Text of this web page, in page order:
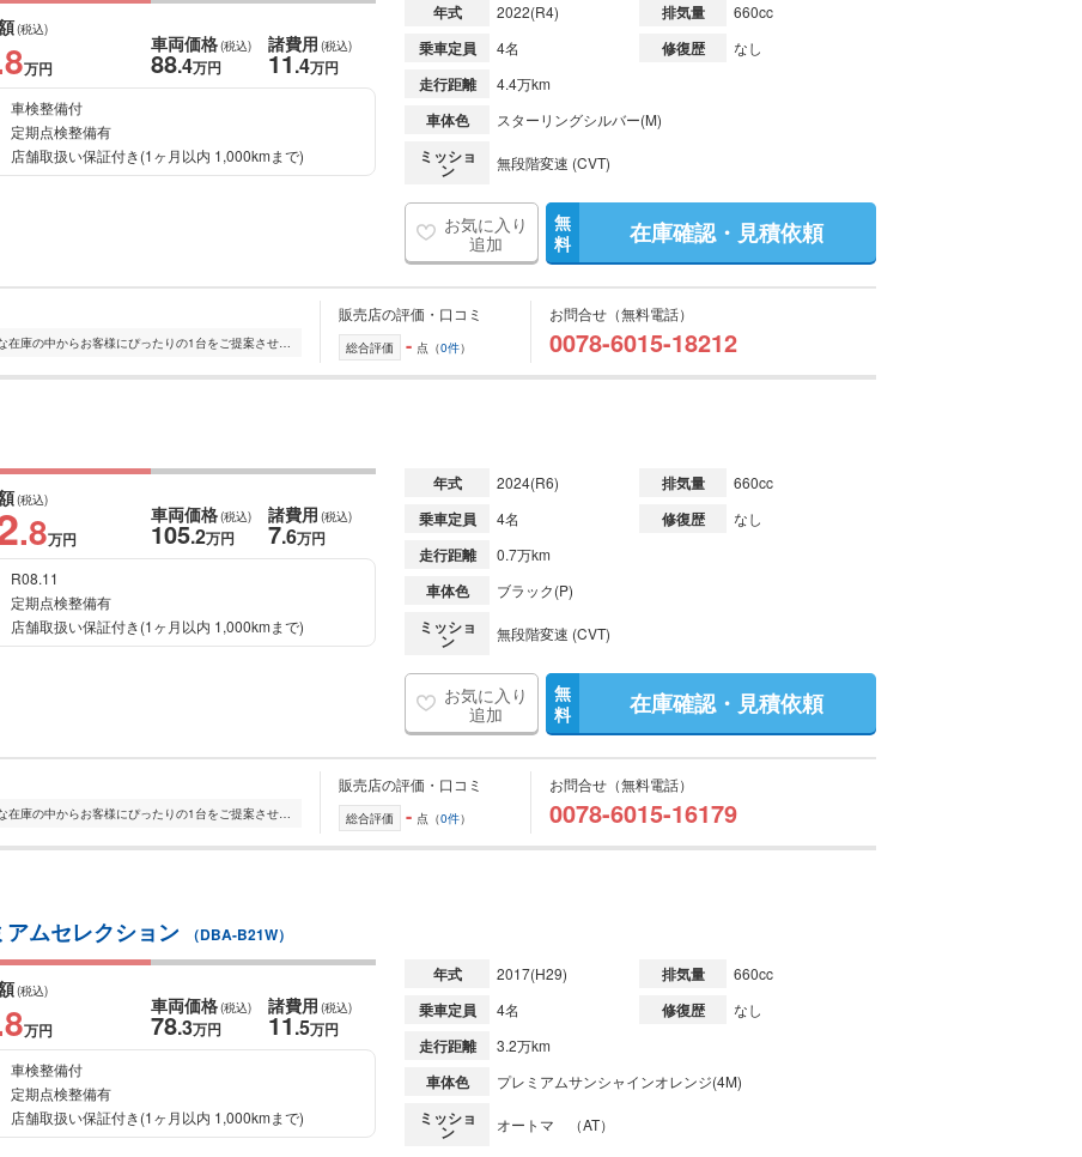
(税込)
万円
車両価格(税込)
88.4万円
諸費用 (税込)
11.4万円
車検整備付
定期点検整備有
店舗取扱い保証付き(1ヶ月以内 1,000kmまで)
年式 2022(R4) 排気量 660cc
乗車定員 4名 修復歴 なし
走行距離 4.4万km
車体色 スターリングシルバー(M)
ミッショ
ン 無段階変速 (CVT)
お気に入り
追加
無
料
在庫確認・見積依頼
全国的に店舗を展開しており、 豊富な在庫の中からお客様にぴったりの1台をご提案させていただきます。 国産車から輸入車まで幅広く取り扱っており、 登録済未使用車や...
販売店の評価・口コミ
総合評価 - 点（0件）
お問合せ（無料電話）
0078-6015-18212
(税込)
.8万円
車両価格(税込)
105.2万円
諸費用 (税込)
7.6万円
R08.11
定期点検整備有
店舗取扱い保証付き(1ヶ月以内 1,000kmまで)
年式 2024(R6) 排気量 660cc
乗車定員 4名 修復歴 なし
走行距離 0.7万km
車体色 ブラック(P)
ミッショ
ン 無段階変速 (CVT)
お気に入り
追加
無
料
在庫確認・見積依頼
全国的に店舗を展開しており、 豊富な在庫の中からお客様にぴったりの1台をご提案させていただきます。 国産車から輸入車まで幅広く取り扱っており、 登録済未使用車や...
販売店の評価・口コミ
総合評価 - 点（0件）
お問合せ（無料電話）
0078-6015-16179
ムセレクション （DBA-B21W）
(税込)
万円
車両価格(税込)
78.3万円
諸費用 (税込)
11.5万円
車検整備付
定期点検整備有
店舗取扱い保証付き(1ヶ月以内 1,000kmまで)
年式 2017(H29) 排気量 660cc
乗車定員 4名 修復歴 なし
走行距離 3.2万km
車体色 プレミアムサンシャインオレンジ(4M)
ミッショ
ン オートマ （AT）